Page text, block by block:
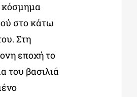
κόσμημα
στο κάτω
Στη
εποχή το
του βασιλιά